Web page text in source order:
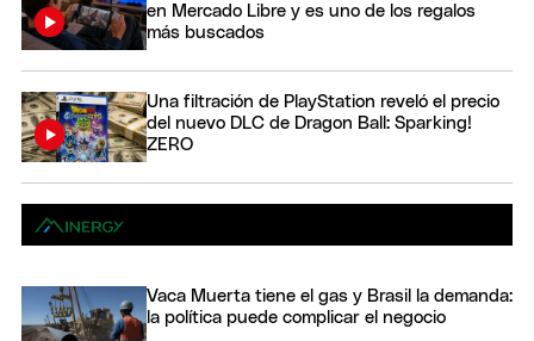
en Mercado Libre y es uno de los regalos
más buscados
Una filtración de PlayStation reveló el precio
del nuevo DLC de Dragon Ball: Sparking!
ZERO
Vaca Muerta tiene el gas y Brasil la demanda:
la política puede complicar el negocio